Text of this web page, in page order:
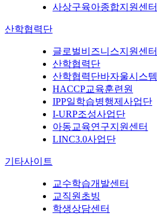
사상구육아종합지원센터
산학협력단
글로벌비즈니스지원센터
산학협력단
산학협력단바자울시스템
HACCP교육훈련원
IPP일학습병행제사업단
I-URP조성사업단
아동교육연구지원센터
LINC3.0사업단
기타사이트
교수학습개발센터
교직원초빙
학생상담센터